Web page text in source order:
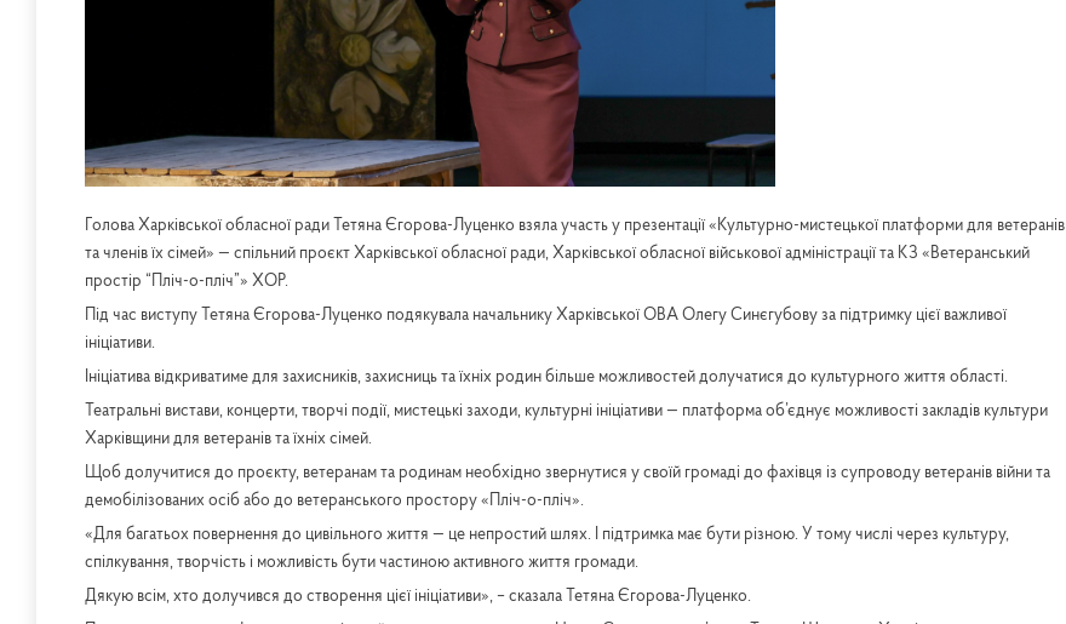
Голова Харківської обласної ради Тетяна Єгорова-Луценко взяла участь у презентації «Культурно-мистецької платформи для ветеранів
та членів їх сімей» — спільний проєкт Харківської обласної ради, Харківської обласної військової адміністрації та КЗ «Ветеранський
простір “Пліч-о-пліч”» ХОР.
Під час виступу Тетяна Єгорова-Луценко подякувала начальнику Харківської ОВА Олегу Синєгубову за підтримку цієї важливої
ініціативи.
Ініціатива відкриватиме для захисників, захисниць та їхніх родин більше можливостей долучатися до культурного життя області.
Театральні вистави, концерти, творчі події, мистецькі заходи, культурні ініціативи — платформа об’єднує можливості закладів культури
Харківщини для ветеранів та їхніх сімей.
Щоб долучитися до проєкту, ветеранам та родинам необхідно звернутися у своїй громаді до фахівця із супроводу ветеранів війни та
демобілізованих осіб або до ветеранського простору «Пліч-о-пліч».
«Для багатьох повернення до цивільного життя — це непростий шлях. І підтримка має бути різною. У тому числі через культуру,
спілкування, творчість і можливість бути частиною активного життя громади.
Дякую всім, хто долучився до створення цієї ініціативи», – сказала Тетяна Єгорова-Луценко.